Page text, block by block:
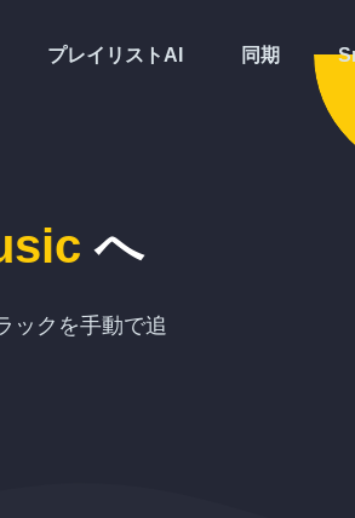
プレイリストAI 同期
へ
ックを手動で追